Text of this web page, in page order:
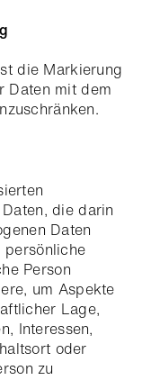
die Markierung
Daten mit dem
die darin
Daten
Person
um Aspekte
Lage,
Interessen,
oder
zu